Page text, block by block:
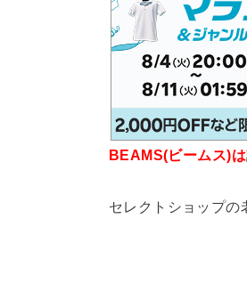
BEAMS(ビームス)は
セレクトショップの